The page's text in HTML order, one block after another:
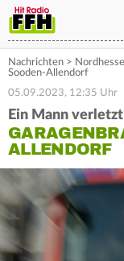
Nachrichten >
Sooden-Allendorf
05.09.2023, 12:35 Uhr
Ein Mann verletzt
ALLENDORF